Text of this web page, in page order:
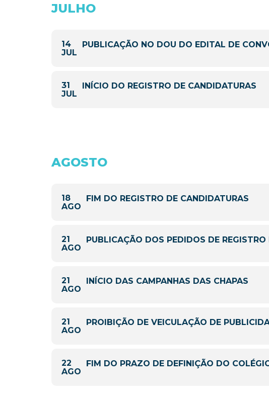
JULHO
14
JUL
PUBLICAÇÃO NO DOU DO EDITAL DE
31
JUL
INÍCIO DO REGISTRO DE CANDIDATURAS
AGOSTO
18
AGO
FIM DO REGISTRO DE CANDIDATURAS
21
AGO
PUBLICAÇÃO DOS PEDIDOS DE
21
AGO
INÍCIO DAS CAMPANHAS DAS CHAPAS
21
AGO
PROIBIÇÃO DE VEICULAÇÃO DE
22
AGO
FIM DO PRAZO DE DEFINIÇÃO DO